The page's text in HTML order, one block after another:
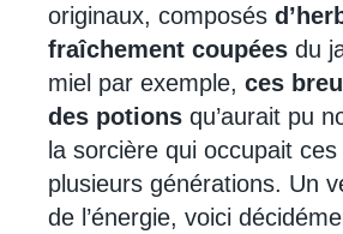
originaux, composés
fraîchement coupées du
miel par exemple, ces
des potions qu’aurait pu
la sorcière qui occupait
plusieurs générations. Un
de l’énergie, voici